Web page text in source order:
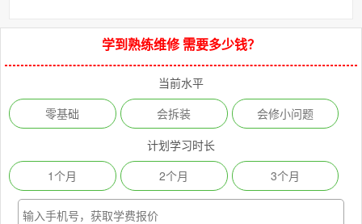
学到熟练维修 需要多少钱？
当前水平
零基础
会拆装
会修小问题
计划学习时长
1个月
2个月 3个月